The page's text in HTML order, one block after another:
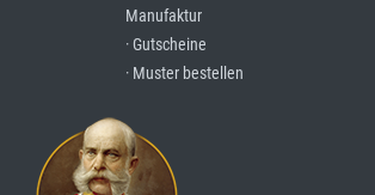
Manufaktur
· Gutscheine
· Muster bestellen